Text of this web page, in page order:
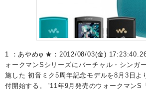
1 ：あやめφ ★：2012/08/03(金)
ォークマンSシリーズにバーチャル・シンガ
施した 初音ミク5周年記念モデルを8月3日よ
付開始する。 '11年9月発売のウォークマンS